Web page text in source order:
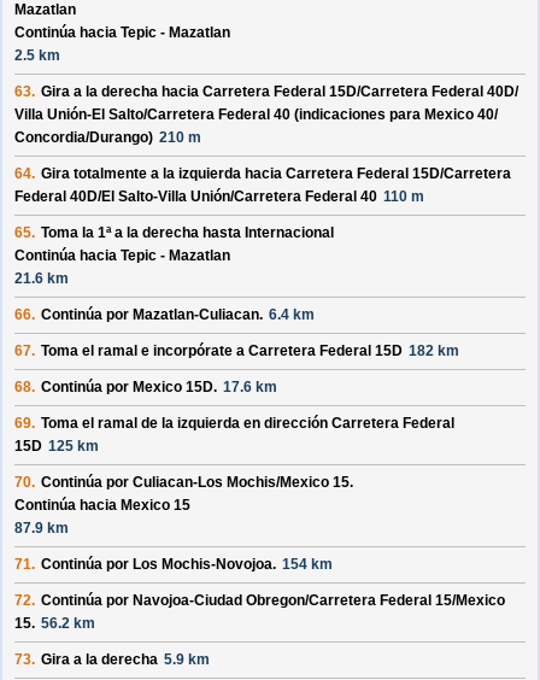
Mazatlan
Continúa hacia Tepic - Mazatlan
2.5 km
63. Gira a la derecha hacia Carretera Federal 15D/Carretera Federal 40D/
Villa Unión-El Salto/Carretera Federal 40 (indicaciones para Mexico 40/
Concordia/Durango) 210 m
64. Gira totalmente a la izquierda hacia Carretera Federal 15D/Carretera
Federal 40D/El Salto-Villa Unión/Carretera Federal 40 110 m
65. Toma la 1ª a la derecha hasta Internacional
Continúa hacia Tepic - Mazatlan
21.6 km
66. Continúa por Mazatlan-Culiacan. 6.4 km
67. Toma el ramal e incorpórate a Carretera Federal 15D 182 km
68. Continúa por Mexico 15D. 17.6 km
69. Toma el ramal de la izquierda en dirección Carretera Federal
15D 125 km
70. Continúa por Culiacan-Los Mochis/Mexico 15.
Continúa hacia Mexico 15
87.9 km
71. Continúa por Los Mochis-Novojoa. 154 km
72. Continúa por Navojoa-Ciudad Obregon/Carretera Federal 15/Mexico
15. 56.2 km
73. Gira a la derecha 5.9 km